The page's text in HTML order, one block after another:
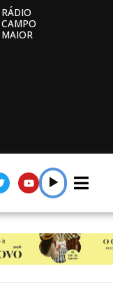
RÁDIO
CAMPO
MAIOR